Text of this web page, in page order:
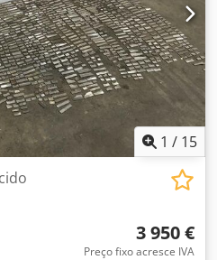
a qualquer momento para
Yorick Diebels
1 / 15
3 950 €
Preço fixo acresce IVA